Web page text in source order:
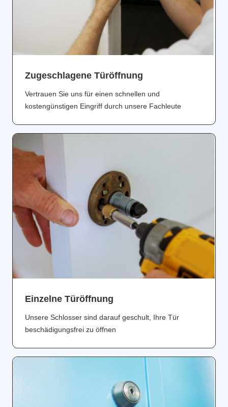
Zugeschlagene Türöffnung
Vertrauen Sie uns für einen schnellen und
kostengünstigen Eingriff durch unsere Fachleute
Einzelne Türöffnung
Unsere Schlosser sind darauf geschult, Ihre Tür
beschädigungsfrei zu öffnen